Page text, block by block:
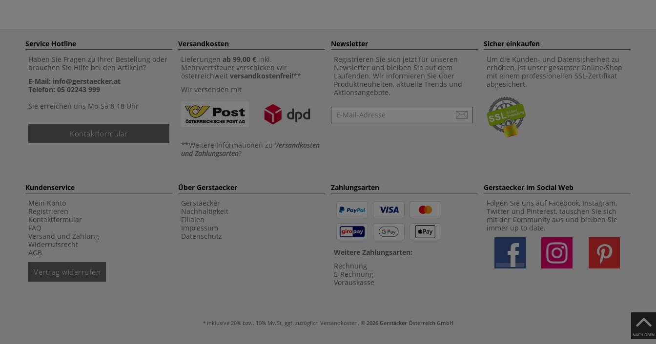
NACH OBEN
Service Hotline
Haben Sie Fragen zu Ihrer Bestellung oder
brauchen Sie Hilfe bei den Artikeln?
E-Mail: info@gerstaecker.at
Telefon: 05 02243 999
Sie erreichen uns Mo-Sa 8-18 Uhr
Kontaktformular
Versandkosten
Lieferungen ab 99,00 € inkl.
Mehrwertsteuer verschicken wir
österreichweit versandkostenfrei!**
Wir versenden mit
**Weitere Informationen zu Versandkosten
und Zahlungsarten?
Newsletter
Registrieren Sie sich jetzt für unseren
Newsletter und bleiben Sie auf dem
Laufenden. Wir informieren Sie über
Produktneuheiten, aktuelle Trends und
Aktionsangebote.
Newsletter
Sicher einkaufen
Um die Kunden- und Datensicherheit zu
erhöhen, ist unser gesamter Online-Shop
mit einem professionellen SSL-Zertifikat
abgesichert.
Kundenservice
Mein Konto
Registrieren
Kontaktformular
FAQ
Versand und Zahlung
Widerrufsrecht
AGB
Vertrag widerrufen
Über Gerstaecker
Gerstaecker
Nachhaltigkeit
Filialen
Impressum
Datenschutz
Zahlungsarten
Weitere Zahlungsarten:
Rechnung
E-Rechnung
Vorauskasse
Gerstaecker im Social Web
Folgen Sie uns auf Facebook, Instagram,
Twitter und Pinterest, tauschen Sie sich
mit der Community aus und bleiben Sie
immer up to date.
inklusive 20% bzw. 10% MwSt, ggf. zuzüglich Versandkosten. © 2026 Gerstäcker Österreich GmbH